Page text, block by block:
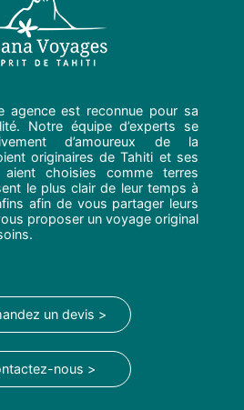
agence est reconnue pour sa
Notre équipe d’experts se
d’amoureux de la
originaires de Tahiti et ses
choisies comme terres
le plus clair de leur temps à
afin de vous partager leurs
proposer un voyage original
un devis >
nous >